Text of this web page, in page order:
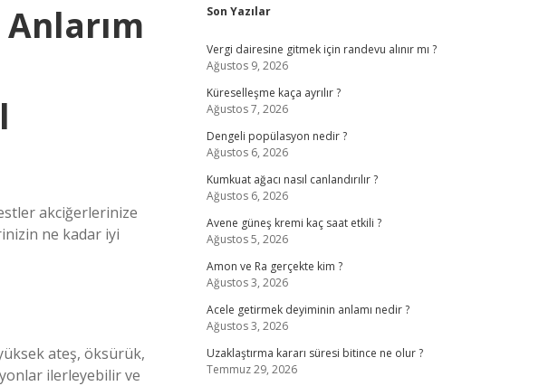
akciğerlerinize
ne kadar iyi
ateş, öksürük,
ilerleyebilir ve
Sidebar
Son Yazılar
Vergi dairesine gitmek için randevu alınır mı ?
Ağustos 9, 2026
Küreselleşme kaça ayrılır ?
Ağustos 7, 2026
Dengeli popülasyon nedir ?
Ağustos 6, 2026
Kumkuat ağacı nasıl canlandırılır ?
Ağustos 6, 2026
Avene güneş kremi kaç saat etkili ?
Ağustos 5, 2026
Amon ve Ra gerçekte kim ?
Ağustos 3, 2026
Acele getirmek deyiminin anlamı nedir ?
Ağustos 3, 2026
Uzaklaştırma kararı süresi bitince ne olur ?
Temmuz 29, 2026